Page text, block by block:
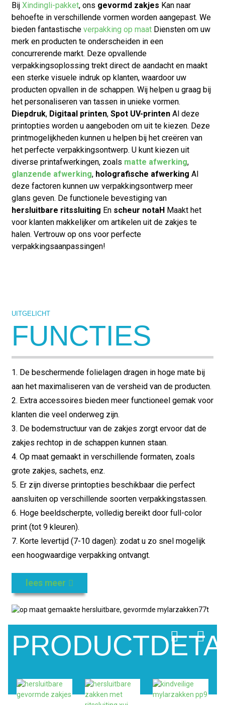
Bij Xindingli-pakket, ons gevormd zakjes Kan naar
behoefte in verschillende vormen worden aangepast. We
bieden fantastische verpakking op maatDiensten om uw
merk en producten te onderscheiden in een
concurrerende markt. Deze opvallende
verpakkingsoplossing trekt direct de aandacht en maakt
een sterke visuele indruk op klanten, waardoor uw
producten opvallen in de schappen. Wij helpen u graag bij
het personaliseren van tassen in unieke vormen.
Diepdruk, Digitaal printen, Spot UV-printenAl deze
printopties worden u aangeboden om uit te kiezen. Deze
printmogelijkheden kunnen u helpen bij het creëren van
het perfecte verpakkingsontwerp. U kunt kiezen uit
diverse printafwerkingen, zoals matte afwerking,
glanzende afwerking, holografische afwerking Al
deze factoren kunnen uw verpakkingsontwerp meer
glans geven. De functionele bevestiging van
hersluitbare ritssluiting Enscheur notaHMaakt het
voor klanten makkelijker om artikelen uit de zakjes te
halen. Vertrouw op ons voor perfecte
verpakkingsaanpassingen!
UITGELICHT
FUNCTIES
1. De beschermende folielagen dragen in hoge mate bij
aan het maximaliseren van de versheid van de producten.
2. Extra accessoires bieden meer functioneel gemak voor
klanten die veel onderweg zijn.
3. De bodemstructuur van de zakjes zorgt ervoor dat de
zakjes rechtop in de schappen kunnen staan.
4. Op maat gemaakt in verschillende formaten, zoals
grote zakjes, sachets, enz.
5. Er zijn diverse printopties beschikbaar die perfect
aansluiten op verschillende soorten verpakkingstassen.
6. Hoge beeldscherpte, volledig bereikt door full-color
print (tot 9 kleuren).
7. Korte levertijd (7-10 dagen): zodat u zo snel mogelijk
een hoogwaardige verpakking ontvangt.
lees meer